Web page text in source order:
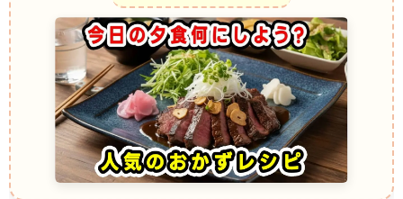
ねぎのサラダ
トマト、玉ねぎ、パクチーを使い、オリーブオイルとビネガーでさっと
和えたチリの定番サラダ。トマトのジューシーさと玉ねぎの辛味がバラ
ンスよく、食欲を刺激します。屋外の食事やバーベキューによく合う一
品。
Tabbouleh（タブーリ）〜レバノンのパセリたっぷりサラダ料理
パセリを大量に使い、ミント、トマト、ブルグル（割った小麦）をレモ
ンとオリーブオイルで和えたレバノンの伝統的サラダ。爽やかな香りと
シャキシャキの食感が特徴で、暑い日にぴったりの一皿。
Ensalada Rusa（ロシア風ポテトサラダ）〜ロシアの定番冷製サラダ料
理